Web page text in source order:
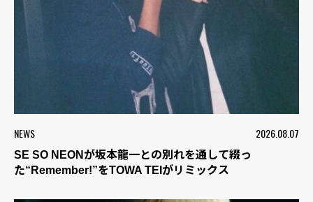
NEWS 2026.08.07
SE SO NEONが坂本龍一との別れを通して綴っ
た“Remember!”をTOWA TEIがリミックス